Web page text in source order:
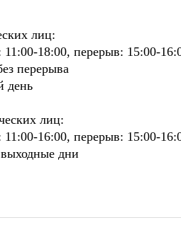
лиц:
18:00, перерыв: 15:00-
перерыва
день
лиц:
16:00, перерыв: 15:00-
выходные дни